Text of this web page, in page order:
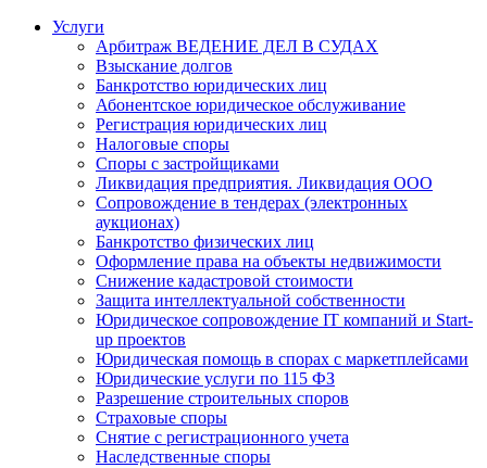
Услуги
Арбитраж ВЕДЕНИЕ ДЕЛ В СУДАХ
Взыскание долгов
Банкротство юридических лиц
Абонентское юридическое обслуживание
Регистрация юридических лиц
Налоговые споры
Споры с застройщиками
Ликвидация предприятия. Ликвидация ООО
Сопровождение в тендерах (электронных
аукционах)
Банкротство физических лиц
Оформление права на объекты недвижимости
Снижение кадастровой стоимости
Защита интеллектуальной собственности
Юридическое сопровождение IT компаний и Start-
up проектов
Юридическая помощь в спорах с маркетплейсами
Юридические услуги по 115 ФЗ
Разрешение строительных споров
Страховые споры
Снятие с регистрационного учета
Наследственные споры